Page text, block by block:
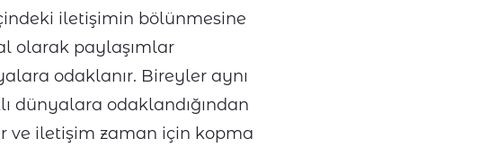
iletişimin bölünmesine
olarak paylaşımlar
odaklanır. Bireyler aynı
dünyalara odaklandığından
ve iletişim zaman için kopma